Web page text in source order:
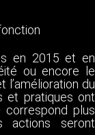
en 2015 et en
ou encore le
du
et pratiques ont
correspond plus
actions seront